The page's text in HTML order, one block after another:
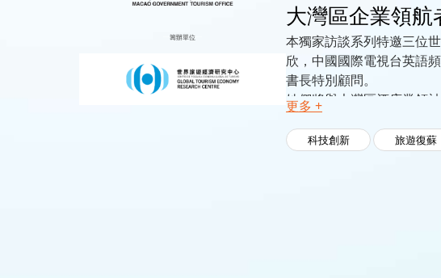
籌辦單位
大灣區企業領
本獨家訪談系列特邀三位
欣，中國國際電視台英語
書長特別顧問。
她們將與大灣區酒店業領
更多 +
科技創新 旅遊復蘇